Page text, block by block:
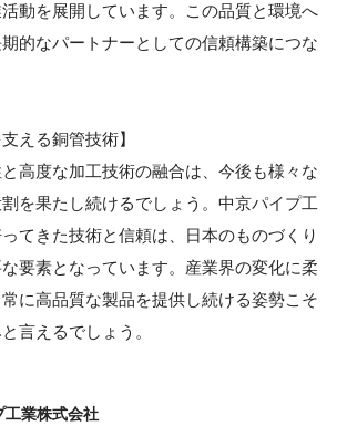
動を展開しています。この品質と環境へ
的なパートナーとしての信頼構築につな
える銅管技術】
高度な加工技術の融合は、今後も様々な
を果たし続けるでしょう。中京パイプ工
てきた技術と信頼は、日本のものづくり
要素となっています。産業界の変化に柔
に高品質な製品を提供し続ける姿勢こそ
言えるでしょう。
工業株式会社